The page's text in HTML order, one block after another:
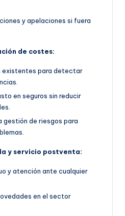
y apelaciones si fuera
de costes:
existentes para detectar
en seguros sin reducir
gestión de riesgos para
y servicio postventa:
y atención ante cualquier
en el sector